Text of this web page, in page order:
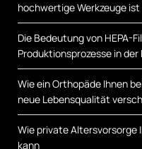
hochwertige Werkzeuge ist
Die Bedeutung von HEPA-
Produktionsprozesse in
Wie ein Orthopäde Ihnen
neue Lebensqualität
Wie private Altersvorsorge
kann